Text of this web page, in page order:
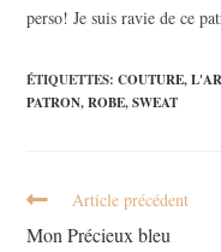
perso! Je suis ravie de ce
ÉTIQUETTES:COUTURE,
PATRON, ROBE, SWEAT
Article précédent
Mon Précieux bleu